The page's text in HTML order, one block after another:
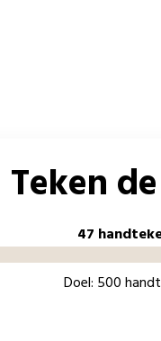
Teken
47
Doel: 500